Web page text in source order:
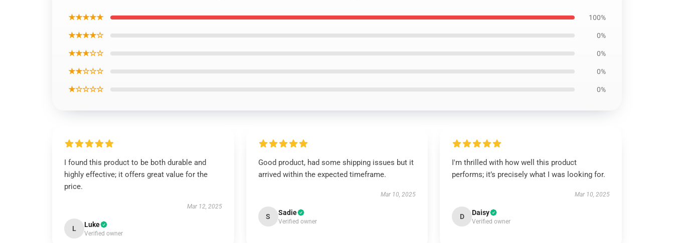
★★★★★ 100%
★★★★☆ 0%
★★★☆☆ 0%
★★☆☆☆ 0%
★☆☆☆☆ 0%
I found this product to be both durable and
highly effective; it offers great value for the
price.
Mar 12, 2025
L Luke
Verified owner
Good product, had some shipping issues but it
arrived within the expected timeframe.
Mar 10, 2025
S Sadie
Verified owner
I'm thrilled with how well this product
performs; it’s precisely what I was looking for.
Mar 10, 2025
D Daisy
Verified owner